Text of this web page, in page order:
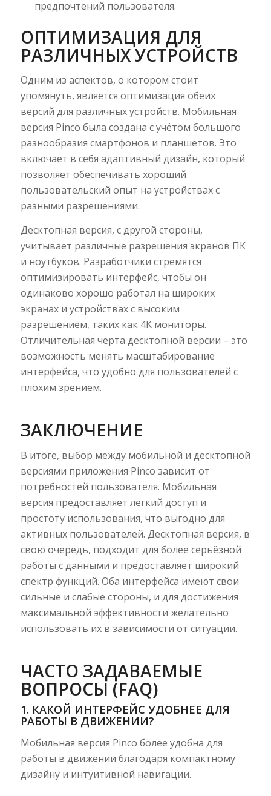
предпочтений пользователя.
ОПТИМИЗАЦИЯ ДЛЯ
РАЗЛИЧНЫХ УСТРОЙСТВ
Одним из аспектов, о котором стоит
упомянуть, является оптимизация обеих
версий для различных устройств. Мобильная
версия Pinco была создана с учётом большого
разнообразия смартфонов и планшетов. Это
включает в себя адаптивный дизайн, который
позволяет обеспечивать хороший
пользовательский опыт на устройствах с
разными разрешениями.
Десктопная версия, с другой стороны,
учитывает различные разрешения экранов ПК
и ноутбуков. Разработчики стремятся
оптимизировать интерфейс, чтобы он
одинаково хорошо работал на широких
экранах и устройствах с высоким
разрешением, таких как 4K мониторы.
Отличительная черта десктопной версии – это
возможность менять масштабирование
интерфейса, что удобно для пользователей с
плохим зрением.
ЗАКЛЮЧЕНИЕ
В итоге, выбор между мобильной и десктопной
версиями приложения Pinco зависит от
потребностей пользователя. Мобильная
версия предоставляет лёгкий доступ и
простоту использования, что выгодно для
активных пользователей. Десктопная версия, в
свою очередь, подходит для более серьёзной
работы с данными и предоставляет широкий
спектр функций. Оба интерфейса имеют свои
сильные и слабые стороны, и для достижения
максимальной эффективности желательно
использовать их в зависимости от ситуации.
ЧАСТО ЗАДАВАЕМЫЕ
ВОПРОСЫ (FAQ)
1. КАКОЙ ИНТЕРФЕЙС УДОБНЕЕ ДЛЯ
РАБОТЫ В ДВИЖЕНИИ?
Мобильная версия Pinco более удобна для
работы в движении благодаря компактному
дизайну и интуитивной навигации.